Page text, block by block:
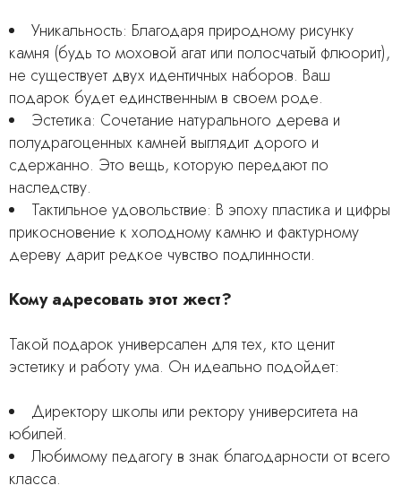
Уникальность: Благодаря природному рисунку
камня (будь то моховой агат или полосчатый флюорит),
не существует двух идентичных наборов. Ваш
подарок будет единственным в своем роде.
Эстетика: Сочетание натурального дерева и
полудрагоценных камней выглядит дорого и
сдержанно. Это вещь, которую передают по
наследству.
Тактильное удовольствие: В эпоху пластика и цифры
прикосновение к холодному камню и фактурному
дереву дарит редкое чувство подлинности.
Кому адресовать этот жест?
Такой подарок универсален для тех, кто ценит
эстетику и работу ума. Он идеально подойдет:
Директору школы или ректору университета на
юбилей.
Любимому педагогу в знак благодарности от всего
класса.